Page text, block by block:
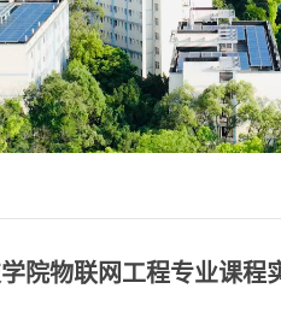
院物联网工程专业课程